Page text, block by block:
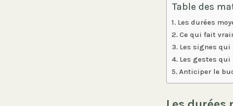
Table des
Les durées
Ce qui fait
Les signes
Les gestes
Anticiper le